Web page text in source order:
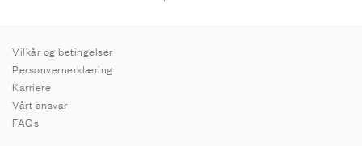
Vilkår og betingelser
Personvernerklæring
Karriere
Vårt ansvar
FAQs